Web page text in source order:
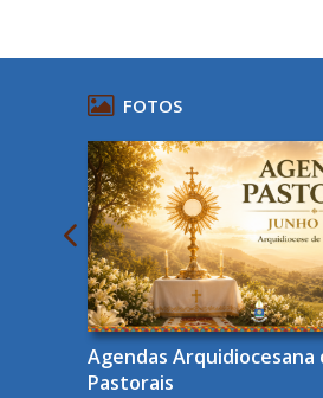
FOTOS
Agendas Arquidiocesana
Pastorais